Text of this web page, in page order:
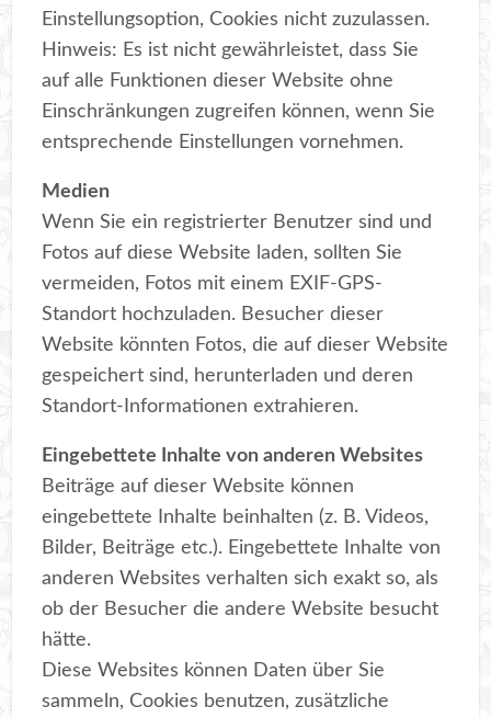
Einstellungsoption, Cookies nicht zuzulassen.
Hinweis: Es ist nicht gewährleistet, dass Sie
auf alle Funktionen dieser Website ohne
Einschränkungen zugreifen können, wenn Sie
entsprechende Einstellungen vornehmen.
Medien
Wenn Sie ein registrierter Benutzer sind und
Fotos auf diese Website laden, sollten Sie
vermeiden, Fotos mit einem EXIF-GPS-
Standort hochzuladen. Besucher dieser
Website könnten Fotos, die auf dieser Website
gespeichert sind, herunterladen und deren
Standort-Informationen extrahieren.
Eingebettete Inhalte von anderen Websites
Beiträge auf dieser Website können
eingebettete Inhalte beinhalten (z. B. Videos,
Bilder, Beiträge etc.). Eingebettete Inhalte von
anderen Websites verhalten sich exakt so, als
ob der Besucher die andere Website besucht
hätte.
Diese Websites können Daten über Sie
sammeln, Cookies benutzen, zusätzliche